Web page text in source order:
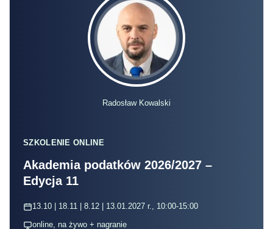
Radosław Kowalski
SZKOLENIE ONLINE
Akademia podatków 2026/2027 –
Edycja 11
13.10 | 18.11 | 8.12 | 13.01.2027 r., 10:00-15:00
online, na żywo + nagranie